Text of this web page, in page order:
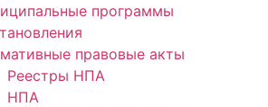
программы
правовые акты
Реестры НПА
НПА